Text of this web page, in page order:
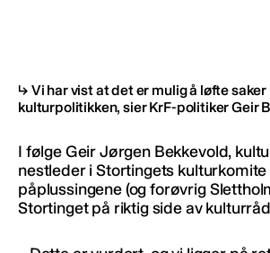
Vi har vist at det er mulig å løfte
kulturpolitikken, sier KrF-politiker Geir
I følge Geir Jørgen Bekkevold,
nestleder i Stortingets
påplussingene (og forøvrig
Stortinget på riktig side av